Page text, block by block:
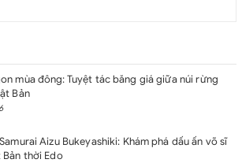
mùa đông: Tuyệt tác băng giá giữa núi rừng
Bản
Aizu Bukeyashiki: Khám phá dấu ấn võ sĩ
thời Edo